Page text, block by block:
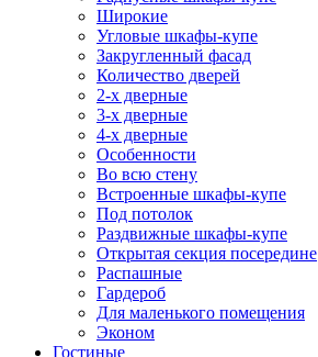
Широкие
Угловые шкафы-купе
Закругленный фасад
Количество дверей
2-х дверные
3-х дверные
4-х дверные
Особенности
Во всю стену
Встроенные шкафы-купе
Под потолок
Раздвижные шкафы-купе
Открытая секция посередине
Распашные
Гардероб
Для маленького помещения
Эконом
Гостиные